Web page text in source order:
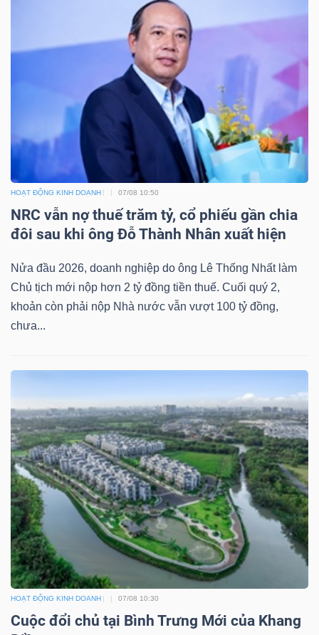
HOẠT ĐỘNG KINH DOANH 07/08 10:50
NRC vẫn nợ thuế trăm tỷ, cổ phiếu gần chia
đôi sau khi ông Đỗ Thành Nhân xuất hiện
Nửa đầu 2026, doanh nghiệp do ông Lê Thống Nhất làm
Chủ tịch mới nộp hơn 2 tỷ đồng tiền thuế. Cuối quý 2,
khoản còn phải nộp Nhà nước vẫn vượt 100 tỷ đồng,
chưa...
HOẠT ĐỘNG KINH DOANH 07/08 10:30
Cuộc đổi chủ tại Bình Trưng Mới của Khang
CHĂM
SỨC
KHỎE
CHÍNH
CÔNG
NGHỆ
THÔNG
TIN